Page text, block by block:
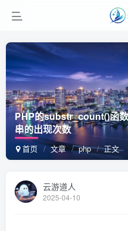
PHP的substr_count()函
串的出现次数
首页 文章 php 正文
云游道人
2025-04-10